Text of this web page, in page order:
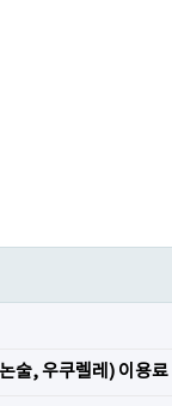
술, 우쿠렐레) 이용